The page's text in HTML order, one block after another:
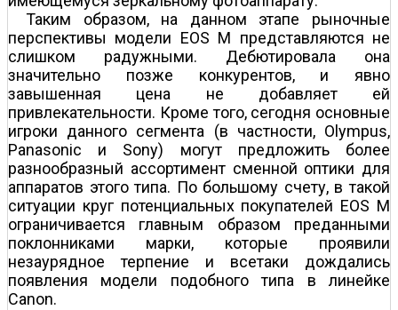
Таким образом, на данном этапе рыночные
перспективы модели EOS M представляются не
слишком радужными. Дебютировала она
значительно позже конкурентов, и явно
завышенная цена не добавляет ей
привлекательности. Кроме того, сегодня основные
игроки данного сегмента (в частности, Olympus,
Panasonic и Sony) могут предложить более
разнообразный ассортимент сменной оптики для
аппаратов этого типа. По большому счету, в такой
ситуации круг потенциальных покупателей EOS M
ограничивается главным образом преданными
поклонниками марки, которые проявили
незаурядное терпение и все­таки дождались
появления модели подобного типа в линейке
Canon.